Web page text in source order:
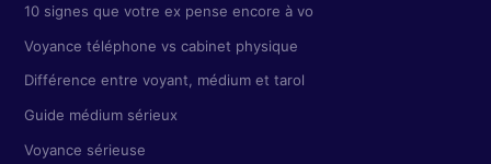
10 signes que votre ex pense encore à vo
Voyance téléphone vs cabinet physique
Différence entre voyant, médium et tarol
Guide médium sérieux
Voyance sérieuse